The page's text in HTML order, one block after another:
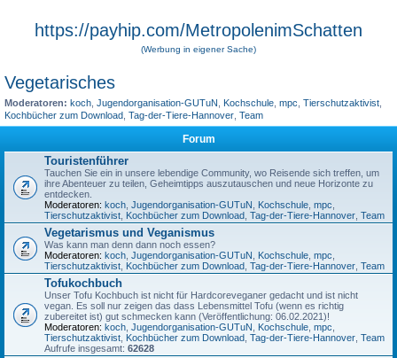
https://payhip.com/MetropolenimSchatten
(Werbung in eigener Sache)
Vegetarisches
Moderatoren: koch Jugendorganisation-GUTuN Kochschule mpc Tierschutzaktivist
Kochbücher zum Download Tag-der-Tiere-Hannover Team
Forum
Touristenführer
Tauchen Sie ein in unsere lebendige Community, wo Reisende sich treffen, um
ihre Abenteuer zu teilen, Geheimtipps auszutauschen und neue Horizonte zu
entdecken.
Moderatoren: koch, Jugendorganisation-GUTuN, Kochschule, mpc,
Tierschutzaktivist, Kochbücher zum Download, Tag-der-Tiere-Hannover, Team
Vegetarismus und Veganismus
Was kann man denn dann noch essen?
Moderatoren: koch, Jugendorganisation-GUTuN, Kochschule, mpc,
Tierschutzaktivist, Kochbücher zum Download, Tag-der-Tiere-Hannover, Team
Tofukochbuch
Unser Tofu Kochbuch ist nicht für Hardcoreveganer gedacht und ist nicht
vegan. Es soll nur zeigen das dass Lebensmittel Tofu (wenn es richtig
zubereitet ist) gut schmecken kann (Veröffentlichung: 06.02.2021)!
Moderatoren: koch, Jugendorganisation-GUTuN, Kochschule, mpc,
Tierschutzaktivist, Kochbücher zum Download, Tag-der-Tiere-Hannover, Team
Aufrufe insgesamt: 62628